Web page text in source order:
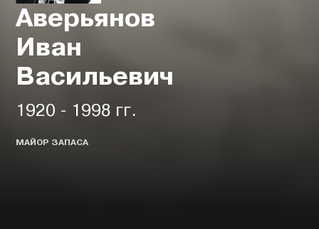
Аверьянов
Иван
Васильевич
1920 - 1998 гг.
МАЙОР ЗАПАСА